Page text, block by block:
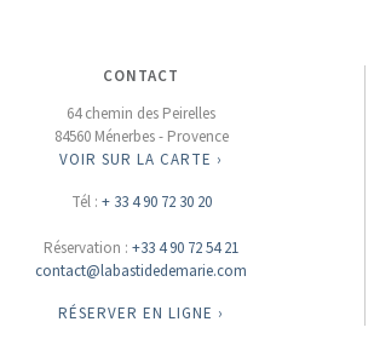
CONTACT
64 chemin des Peirelles
84560 Ménerbes - Provence
VOIR SUR LA CARTE ›
Tél : + 33 4 90 72 30 20
Réservation :+33 4 90 72 54 21
contact@labastidedemarie.com
RÉSERVER EN LIGNE ›